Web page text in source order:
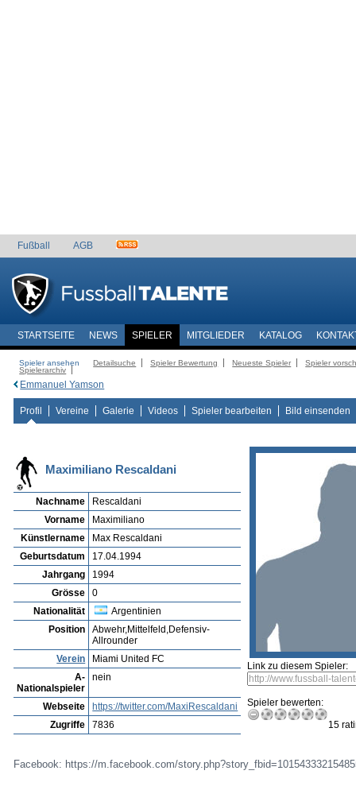
Fußball AGB
STARTSEITE NEWS SPIELER MITGLIEDER KATALOG
Spieler ansehen Detailsuche Spieler Bewertung Neueste Spieler
Spieler
Spielerarchiv
Emmanuel Yamson
Profil Vereine Galerie Videos Spieler bearbeiten Bild einsenden
Maximiliano Rescaldani
Nachname
Rescaldani
Vorname
Maximiliano
Künstlername
Max Rescaldani
Geburtsdatum
17.04.1994
Jahrgang
1994
Grösse
0
Nationalität
Argentinien
Position
Abwehr,Mittelfeld,Defensiv-
Allrounder
Verein
Miami United FC
A-
Nationalspieler
nein
Webseite
https://twitter.com/MaxiRescaldani
Zugriffe
7836
Link zu diesem Spieler:
Spieler bewerten:
15
Facebook: https://m.facebook.com/